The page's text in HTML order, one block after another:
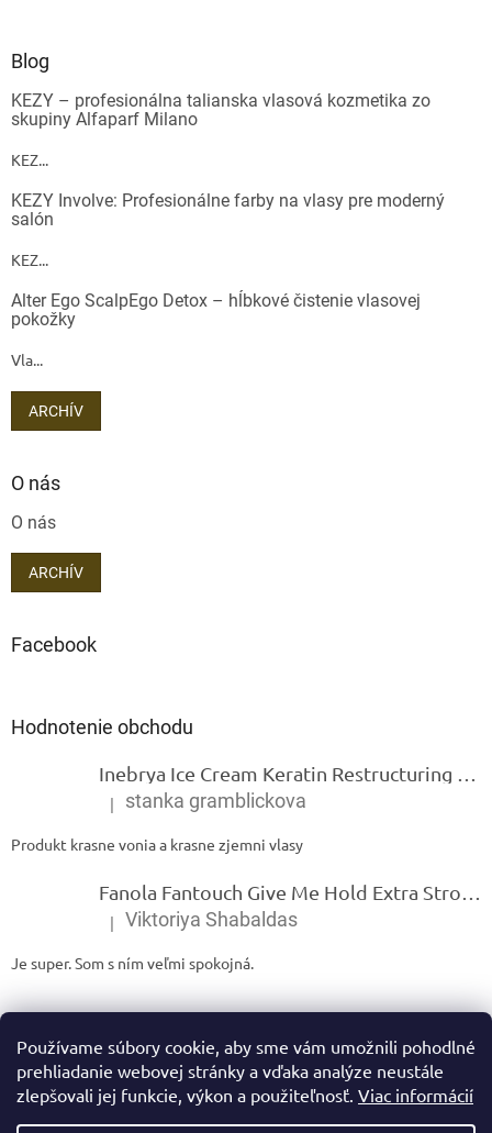
Používame súbory cookie, aby sme vám umožnili pohodlné
prehliadanie webovej stránky a vďaka analýze neustále
zlepšovali jej funkcie, výkon a použiteľnosť. Viac informácií
Blog
KEZY – profesionálna talianska vlasová kozmetika zo
skupiny Alfaparf Milano
KEZ...
KEZY Involve: Profesionálne farby na vlasy pre moderný
salón
KEZ...
Alter Ego ScalpEgo Detox – hĺbkové čistenie vlasovej
pokožky
Vla...
ARCHÍV
O nás
O nás
ARCHÍV
Facebook
Hodnotenie obchodu
Inebrya Ice Cream Keratin Restructuring Mask – reštrukturalizačná maska s keratínom 1000 ml
Hodnotenie produktu je 5 z 5 hviezdičiek.
| stanka gramblickova
Produkt krasne vonia a krasne zjemni vlasy
Fanola Fantouch Give Me Hold Extra Strong Fluid Gel - Extra silný rýchloschnúci tekutý gel 250 ml
Hodnotenie produktu je 5 z 5 hviezdičiek.
| Viktoriya Shabaldas
Je super. Som s ním veľmi spokojná.